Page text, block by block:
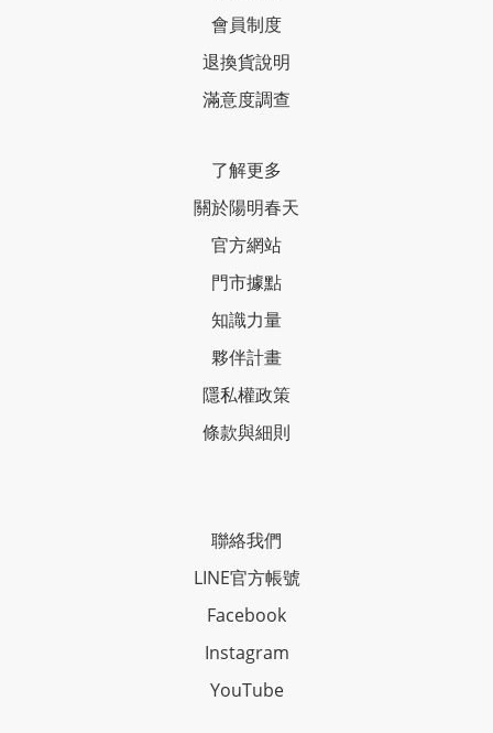
會員制度
退換貨說明
滿意度調查
了解更多
關於陽明春天
官方網站
門市據點
知識力量
夥伴計畫
隱私權政策
條款與細則
聯絡我們
LINE官方帳號
Facebook
Instagram
YouTube